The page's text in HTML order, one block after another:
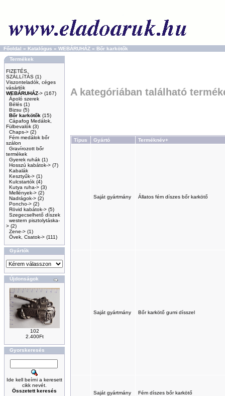
Főoldal » Katalógus » WEBÁRUHÁZ » Bőr karkötők
Termékek
FIZETÉS,
SZÁLLíTÁS (1)
Viszonteladók, céges
vásárlók
WEBÁRUHÁZ-> (167)
Ápoló szerek
Bélés (1)
Bizsu (5)
Bőr karkötők (15)
Cápafog Medálok,
Fülbevalók (3)
Chaps-> (2)
Fém medálok bőr
szálon
Gravírozott bőr
termékek
Gyerek ruhák (1)
Hosszú kabátok-> (7)
Kabalák
Kesztyűk-> (1)
Kulcstartók (4)
Kutya ruha-> (3)
Mellények-> (2)
Nadrágok-> (2)
Poncho-> (2)
Rövid kabátok-> (5)
Szegecselhető díszek
western pisztolytáska-
> (2)
Zene-> (1)
Övek, Csatok-> (111)
Gyártók
Újdonságok
102
2.400Ft
Gyorskeresés
Ide kell beírni a keresett
cikk nevét.
Összetett keresés
A kategóriában található
Típus Gyártó Terméknév+
Saját gyártmány Állatos fém díszes bőr karkötő
Saját gyártmány Bőr karkötő gumi dísszel
Saját gyártmány Fém díszes bőr karkötő